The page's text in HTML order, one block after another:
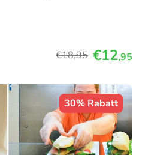
€18,95 €12,95
30% Rabatt